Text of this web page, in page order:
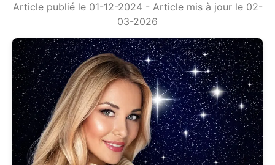
Article publié le 01-12-2024 - Article mis à jour le 02-
03-2026